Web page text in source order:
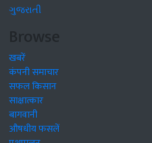
ગુજરાતી
Browse
खबरें
कंपनी समाचार
सफल किसान
साक्षात्कार
बागवानी
औषधीय फसलें